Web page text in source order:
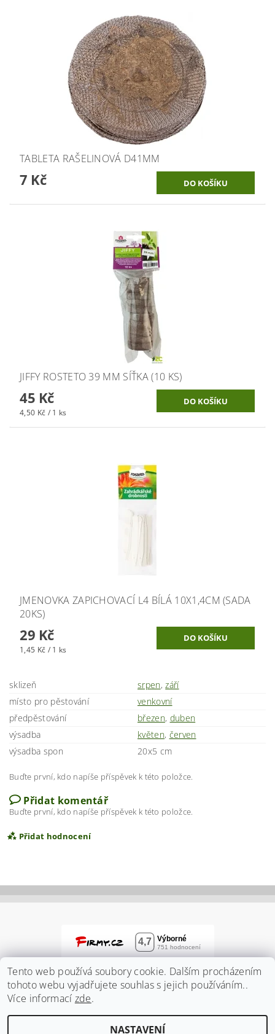
TABLETA RAŠELINOVÁ D41MM
7 Kč
JIFFY ROSTETO 39 MM SÍŤKA (10 KS)
45 Kč
4,50 Kč / 1 ks
JMENOVKA ZAPICHOVACÍ L4 BÍLÁ 10X1,4CM (SADA
20KS)
29 Kč
1,45 Kč / 1 ks
sklizeň srpen, září
místo pro pěstování
venkovní
předpěstování
březen, duben
výsadba
květen, červen
výsadba spon
20x5 cm
Buďte první, kdo napíše příspěvek k této položce.
Přidat komentář
Buďte první, kdo napíše příspěvek k této položce.
Přidat hodnocení
Vložením hodnocení souhlasíte spodmínkami
Tento web používá soubory cookie. Dalším procházením
tohoto webu vyjadřujete souhlas s jejich používáním..
Více informací zde.
NASTAVENÍ